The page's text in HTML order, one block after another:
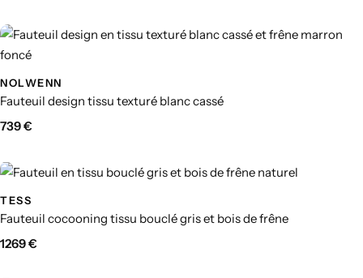
NOLWENN
Fauteuil design tissu texturé blanc cassé
739€
TESS
Fauteuil cocooning tissu bouclé gris et bois de frêne
1269€